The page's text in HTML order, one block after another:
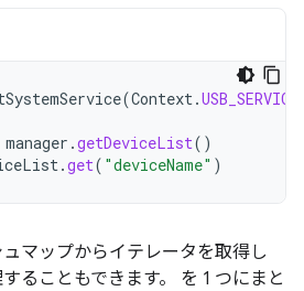
(Context.USB_SERVICE
manager .getDeviceList()
.get( "deviceName" )
マップからイテレータを取得し
ることもできます。 を 1 つにまと